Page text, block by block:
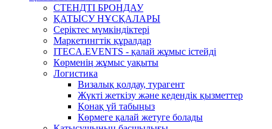
СТЕНДТІ БРОНДАУ
ҚАТЫСУ НҰСҚАЛАРЫ
Серіктес мүмкіндіктері
Маркетингтік құралдар
ITECA.EVENTS - қалай жұмыс істейді
Көрменің жұмыс уақыты
Логистика
Визалық қолдау, турагент
Жүкті жеткізу және кедендік қызметтер
Қонақ үй табыңыз
Көрмеге қалай жетуге болады